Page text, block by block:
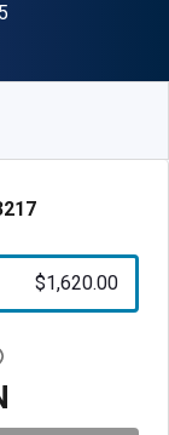
$1,620.00
Abre el cuadro de